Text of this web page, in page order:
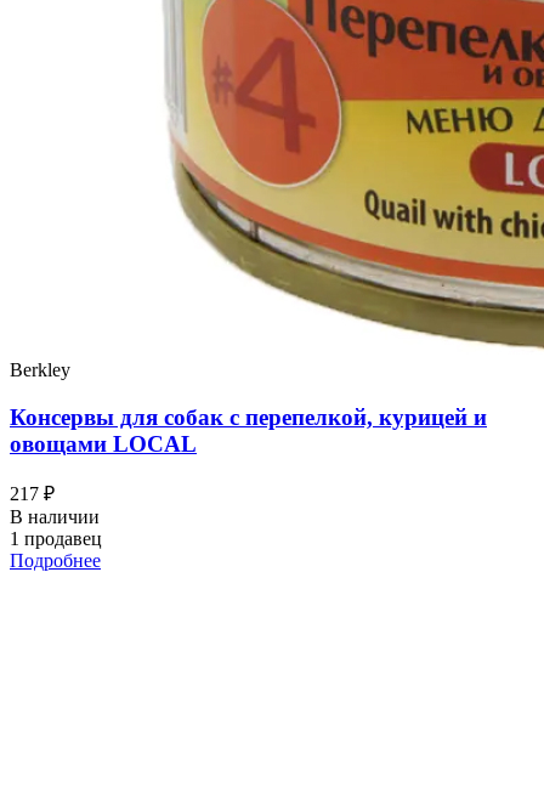
Berkley
Консервы для собак с перепелкой, курицей и
овощами LOCAL
217 ₽
В наличии
1 продавец
Подробнее